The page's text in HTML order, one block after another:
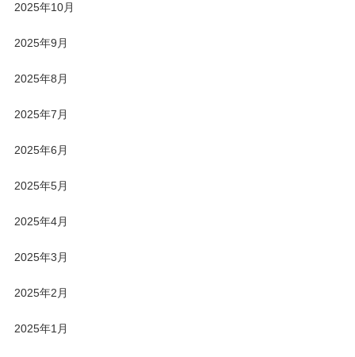
2025年10月
2025年9月
2025年8月
2025年7月
2025年6月
2025年5月
2025年4月
2025年3月
2025年2月
2025年1月